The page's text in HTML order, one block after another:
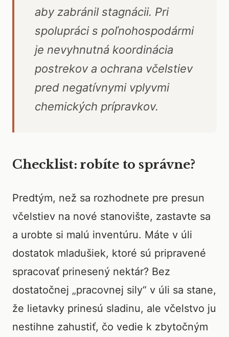
aby zabránil stagnácii. Pri
spolupráci s poľnohospodármi
je nevyhnutná koordinácia
postrekov a ochrana včelstiev
pred negatívnymi vplyvmi
chemických prípravkov.
Checklist: robíte to správne?
Predtým, než sa rozhodnete pre presun
včelstiev na nové stanovište, zastavte sa
a urobte si malú inventúru. Máte v úli
dostatok mladušiek, ktoré sú pripravené
spracovať prinesený nektár? Bez
dostatočnej „pracovnej sily“ v úli sa stane,
že lietavky prinesú sladinu, ale včelstvo ju
nestihne zahustiť, čo vedie k zbytočným